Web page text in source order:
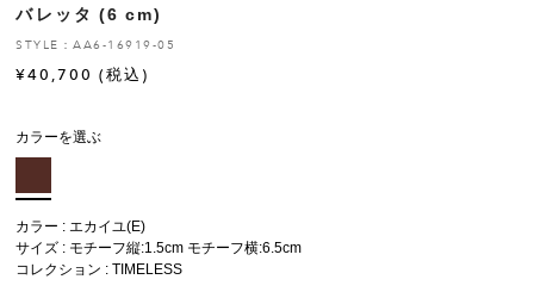
お修理について
バレッタ (6 cm)
STYLE：AA6-16919-05
¥40,700 (税込)
カラーを選ぶ
カラー : エカイユ(E)
サイズ : モチーフ縦:1.5cm モチーフ横:6.5cm
コレクション :TIMELESS